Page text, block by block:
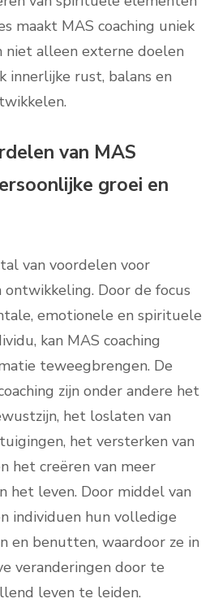
maakt MAS coaching uniek
alleen externe doelen
innerlijke rust, balans en
van MAS
groei en
van voordelen voor
Door de focus
emotionele en spirituele
kan MAS coaching
teweegbrengen. De
zijn onder andere het
het loslaten van
het versterken van
het creëren van meer
het leven. Door middel van
individuen hun volledige
en benutten, waardoor ze in
veranderingen door te
leven te leiden.